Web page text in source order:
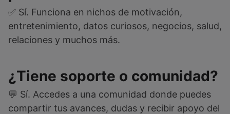
✅ Sí. Funciona en nichos de motivación,
entretenimiento, datos curiosos, negocios, salud,
relaciones y muchos más.
¿Tiene soporte o comunidad?
💬 Sí. Accedes a una comunidad donde puedes
compartir tus avances, dudas y recibir apoyo del